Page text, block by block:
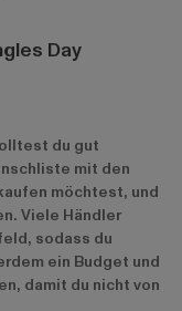
Day
du gut
mit den
möchtest, und
Viele Händler
sodass du
ein Budget und
damit du nicht von